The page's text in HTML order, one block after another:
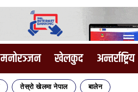
मनोरञ्जन खेलकुद अन्तर्राष्ट्रिय
तेस्रो खेलमा नेपाल बालेन